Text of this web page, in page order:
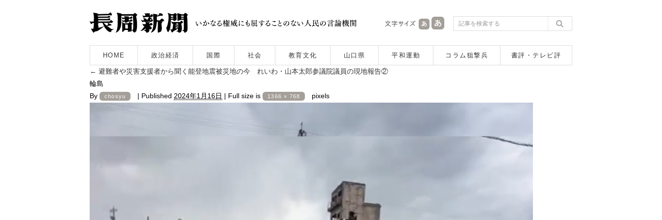
HOME 政治経済 国際 社会 教育文化 山口県 平和運動 コラム狙撃兵 書評・テレビ評
← 避難者や災害支援者から聞く能登地震被災地の今 れいわ・山本太郎参議院議員の現地報告②
輪島
By
chosyu | Published 2024年1月16日 | Full size is 1366 × 768 pixels